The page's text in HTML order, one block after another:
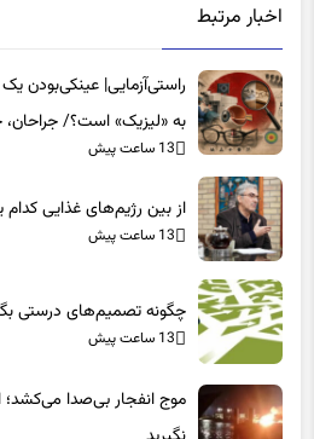
راستی‌آزمایی| عینکی‌بودن یک
به «لیزیک» است؟/
می‌کنند؟
13 ساعت پیش
13 ساعت پیش
نگیرید
13 ساعت پیش